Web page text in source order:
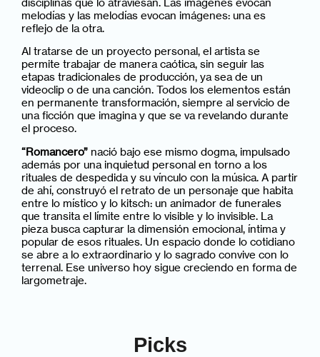
melodías y las melodías evocan imágenes: una es
reflejo de la otra.
Al tratarse de un proyecto personal, el artista se
permite trabajar de manera caótica, sin seguir las
etapas tradicionales de producción, ya sea de un
videoclip o de una canción. Todos los elementos están
en permanente transformación, siempre al servicio de
una ficción que imagina y que se va revelando durante
el proceso.
“Romancero” nació bajo ese mismo dogma, impulsado
además por una inquietud personal en torno a los
rituales de despedida y su vínculo con la música. A partir
de ahí, construyó el retrato de un personaje que habita
entre lo místico y lo kitsch: un animador de funerales
que transita el límite entre lo visible y lo invisible. La
pieza busca capturar la dimensión emocional, íntima y
popular de esos rituales. Un espacio donde lo cotidiano
se abre a lo extraordinario y lo sagrado convive con lo
terrenal. Ese universo hoy sigue creciendo en forma de
largometraje.
Picks